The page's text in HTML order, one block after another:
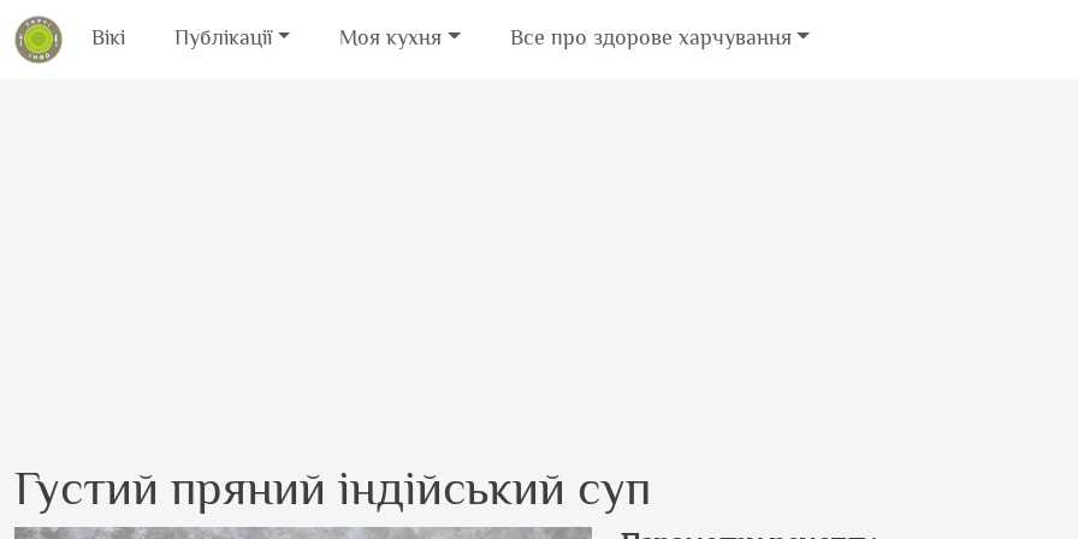
Вікі Публікації Моя кухня Все про здорове харчування
Густий пряний індійський суп